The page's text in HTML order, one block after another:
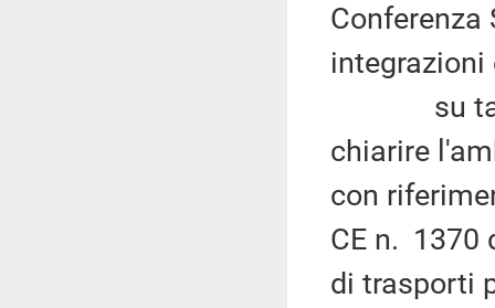
Conferenza
su tale
chiarire
con
CE n. 1370
di trasporti